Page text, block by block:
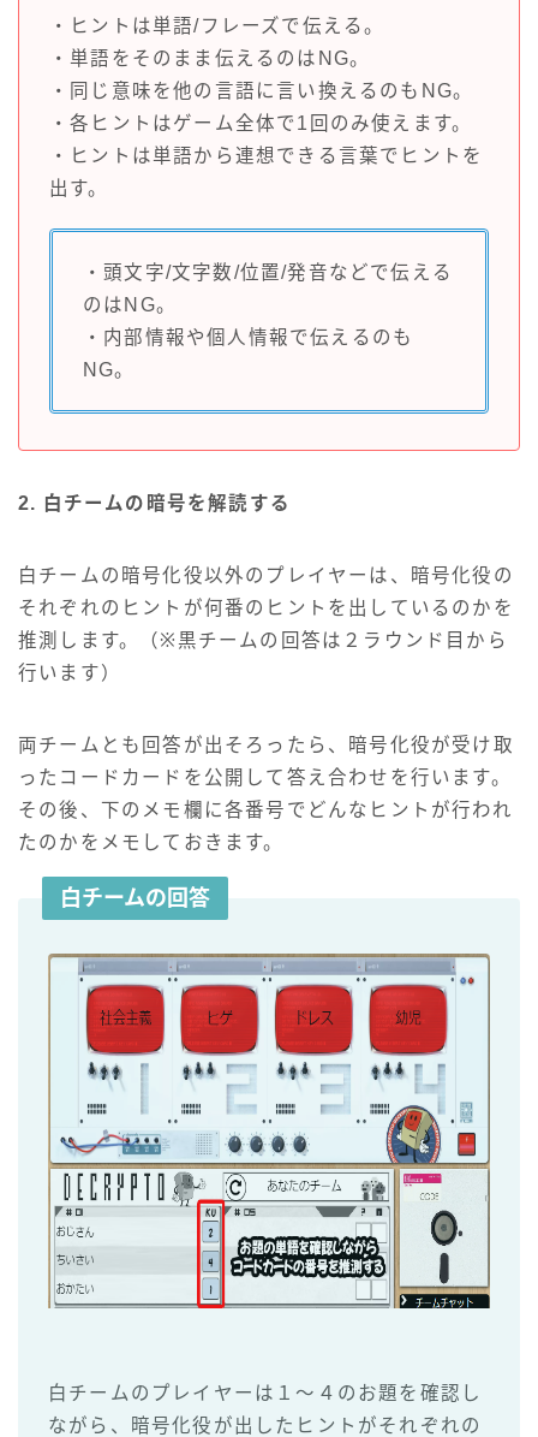
・ヒントは単語/フレーズで伝える。
・単語をそのまま伝えるのはNG。
・同じ意味を他の言語に言い換えるのもNG。
・各ヒントはゲーム全体で1回のみ使えます。
・ヒントは単語から連想できる言葉でヒントを
出す。
・頭文字/文字数/位置/発音などで伝える
のはNG。
・内部情報や個人情報で伝えるのも
NG。
2. 白チームの暗号を解読する
白チームの暗号化役以外のプレイヤーは、暗号化役の
それぞれのヒントが何番のヒントを出しているのかを
推測します。（※黒チームの回答は２ラウンド目から
行います）
両チームとも回答が出そろったら、暗号化役が受け取
ったコードカードを公開して答え合わせを行います。
その後、下のメモ欄に各番号でどんなヒントが行われ
たのかをメモしておきます。
白チームの回答
白チームのプレイヤーは１～４のお題を確認し
ながら、暗号化役が出したヒントがそれぞれの